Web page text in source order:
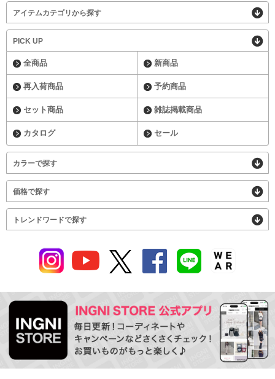
アイテムカテゴリから探す
PICK UP
全商品 新商品
再入荷商品 予約商品
セット商品 雑誌掲載商品
カタログ セール
カラーで探す
価格で探す
トレンドワードで探す